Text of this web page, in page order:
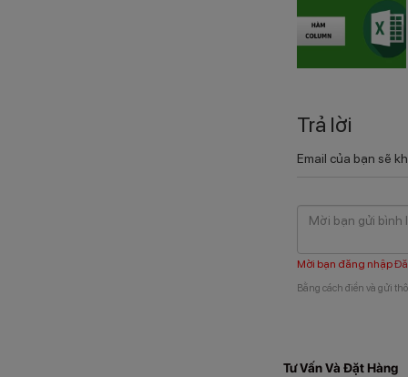
Trả lời
Email của bạn sẽ
Mời bạn đăng nhập
Bằng cách điền và gửi
Tư Vấn Và Đặt Hàng